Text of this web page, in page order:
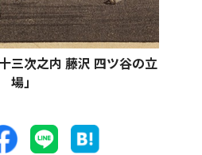
三次之内 藤沢 四ツ谷の立
場」